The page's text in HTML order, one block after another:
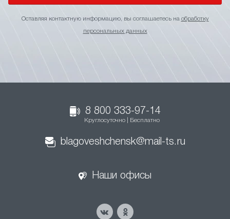
Оставляя контактную информацию, вы соглашаетесь на обработку
персональных данных
8 800 333-97-14
Круглосуточно | Бесплатно
blagoveshchensk@mail-ts.ru
Наши офисы